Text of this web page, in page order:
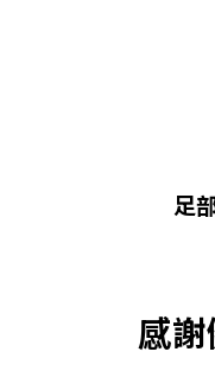
足
感